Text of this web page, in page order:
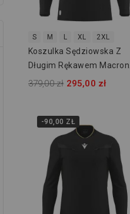
S M L XL 2XL
Koszulka Sędziowska Z
Długim Rękawem Macron
Ponnet Eco 800000150900
379,00 zł 295,00 zł
-90,00 ZŁ